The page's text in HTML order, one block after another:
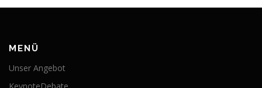
MENÜ
Unser Angebot